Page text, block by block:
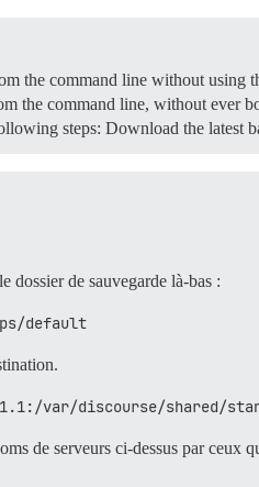
the command line without using
the command line, without
steps: Download the
dossier de sauvegarde là-bas :
default
var/discourse/shared/
de serveurs ci-dessus par